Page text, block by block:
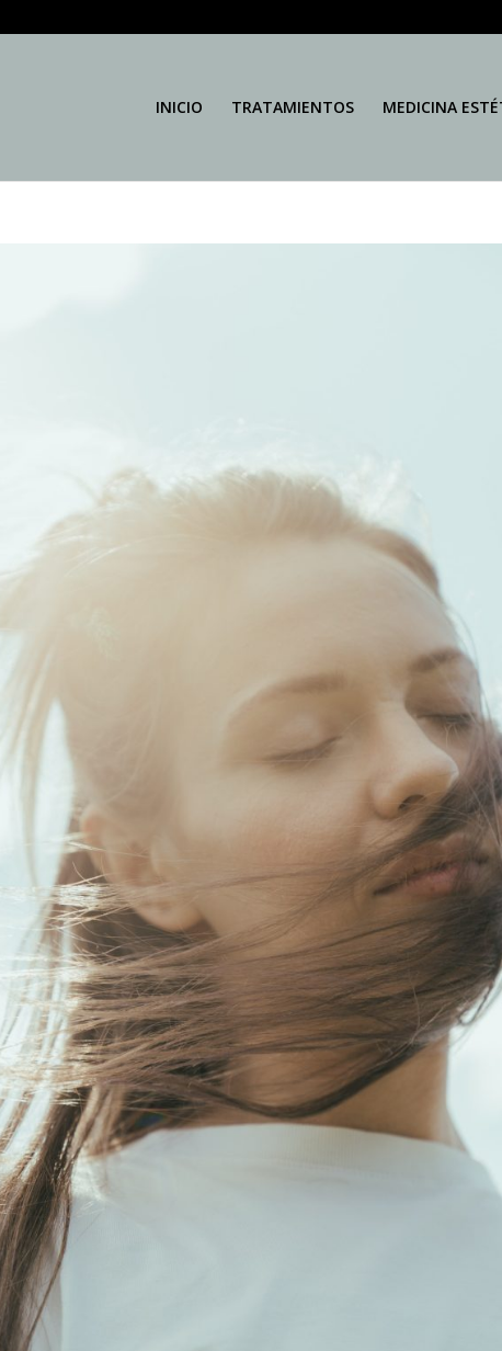
INICIO TRATAMIENTOS MEDICINA